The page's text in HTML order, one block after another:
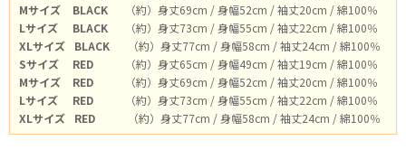
Mサイズ
BLACK
（約）身丈69cm / 身幅52cm / 袖丈20cm / 綿100％
Lサイズ
BLACK
（約）身丈73cm / 身幅55cm / 袖丈22cm / 綿100％
XLサイズ
BLACK
（約）身丈77cm / 身幅58cm / 袖丈24cm / 綿100％
Sサイズ
RED
（約）身丈65cm / 身幅49cm / 袖丈19cm / 綿100％
Mサイズ
RED
（約）身丈69cm / 身幅52cm / 袖丈20cm / 綿100％
Lサイズ
RED
（約）身丈73cm / 身幅55cm / 袖丈22cm / 綿100％
XLサイズ
RED （約）身丈77cm / 身幅58cm / 袖丈24cm / 綿100％